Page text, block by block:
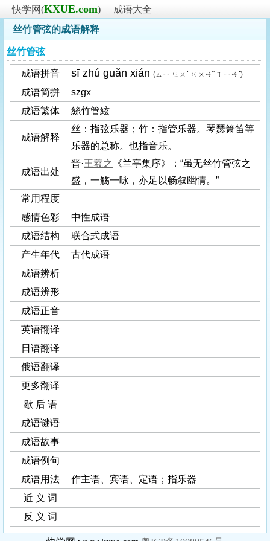
快学网(KXUE.com) |
成语大全
丝竹管弦的成语解释
丝竹管弦
成语拼音 sī zhú guǎn xián (ㄙㄧ ㄓㄨˊ ㄍㄨㄢˇ ㄒㄧㄢˊ)
成语简拼
szgx
成语繁体
絲竹管絃
成语解释
丝：指弦乐器；竹：指管乐器。琴瑟箫笛等
乐器的总称。也指音乐。
成语出处
晋·王羲之
《兰亭集序》：“虽无丝竹管弦之
盛，一觞一咏，亦足以畅叙幽情。”
常用程度
感情色彩
中性成语
成语结构
联合式成语
产生年代
古代成语
成语辨析
成语辨形
成语正音
英语翻译
日语翻译
俄语翻译
更多翻译
歇 后 语
成语谜语
成语故事
成语例句
成语用法
作主语、宾语、定语；指乐器
近 义 词
反 义 词